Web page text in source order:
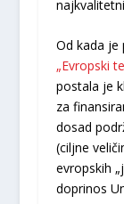
Od kada je
„Evropski
postala je
za
dosad
(ciljne
evropskih
doprinos